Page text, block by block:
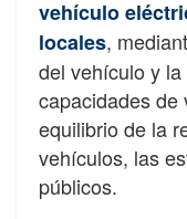
vehículo
locales,
del vehículo y
capacidades de
equilibrio de la
vehículos, las
públicos.